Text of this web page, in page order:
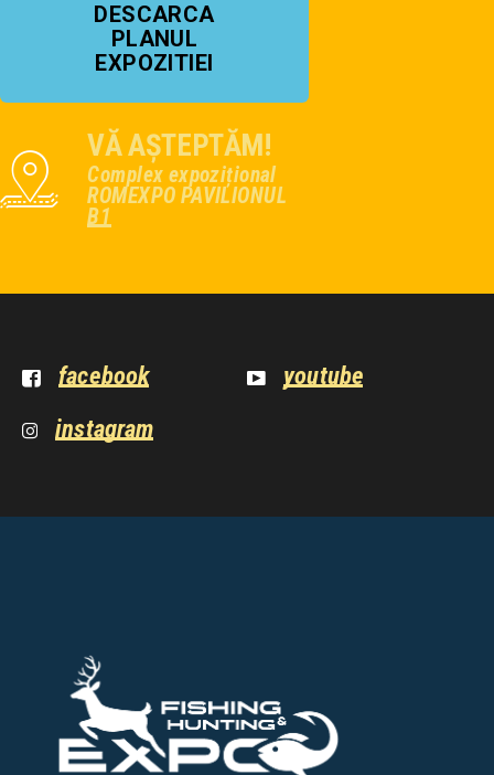
DESCARCA
PLANUL
EXPOZITIEI
VĂ AȘTEPTĂM!
Complex expozițional
ROMEXPO PAVILIONUL
B1
facebook
youtube
instagram